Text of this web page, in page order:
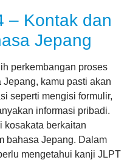
– Kontak dan
Jepang
perkembangan proses
kamu pasti akan
seperti mengisi formulir,
informasi pribadi.
kosakata berkaitan
bahasa Jepang. Dalam
mengetahui kanji JLPT